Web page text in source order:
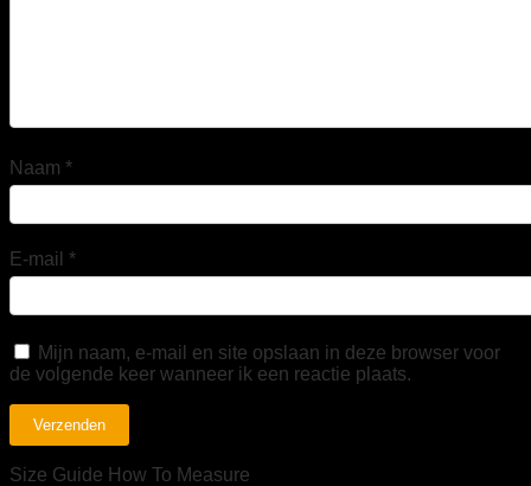
Naam *
E-mail *
Mijn naam, e-mail en site opslaan in deze browser voor
de volgende keer wanneer ik een reactie plaats.
Size Guide How To Measure